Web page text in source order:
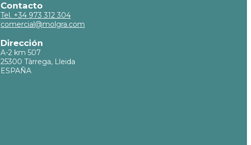
Contacto
Tel. +34 973 312 304
comercial@molgra.com
Dirección
A-2 km 507
25300 Tàrrega, Lleida
ESPAÑA